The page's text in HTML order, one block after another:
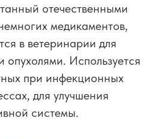
отечественными
медикаментов,
в ветеринарии для
Используется
при инфекционных
для улучшения
системы.